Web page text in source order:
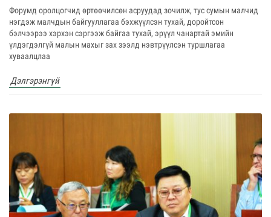
Форумд оролцогчид өртөөчилсөн асруудад зочилж, тус сумын малчид
нэгдэж малчдын байгууллагаа бэхжүүлсэн тухай, доройтсон
бэлчээрээ хэрхэн сэргээж байгаа тухай, эрүүл чанартай эмийн
үлдэгдэлгүй малын махыг зах зээлд нэвтрүүлсэн туршлагаа
хуваалцлаа
Дэлгэрэнгүй